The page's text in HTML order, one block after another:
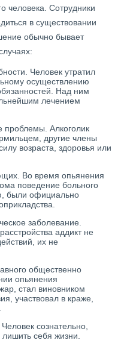
человека. Сотрудники
в существовании
обычно бывает
Человек утратил
осуществлению
Над ним
лечением
Алкоголик
другие члены
возраста, здоровья или
Во время опьянения
поведение больного
были официально
заболевание.
аддикт не
их не
общественно
опьянения
стал виновником
участвовал в краже,
сознательно,
себя жизни.